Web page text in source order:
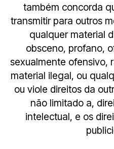
também concorda
transmitir para outros
qualquer material
obsceno, profano,
sexualmente ofensivo,
material ilegal, ou
ou viole direitos da
não limitado a,
intelectual, e os